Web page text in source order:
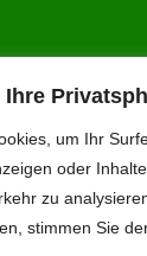
um Ihr
oder
zu
stimmen Sie